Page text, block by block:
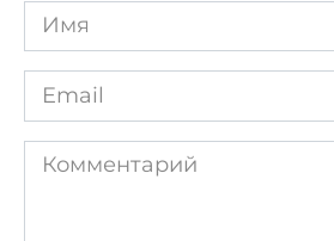
Имя
*
Email
*
Комментарий